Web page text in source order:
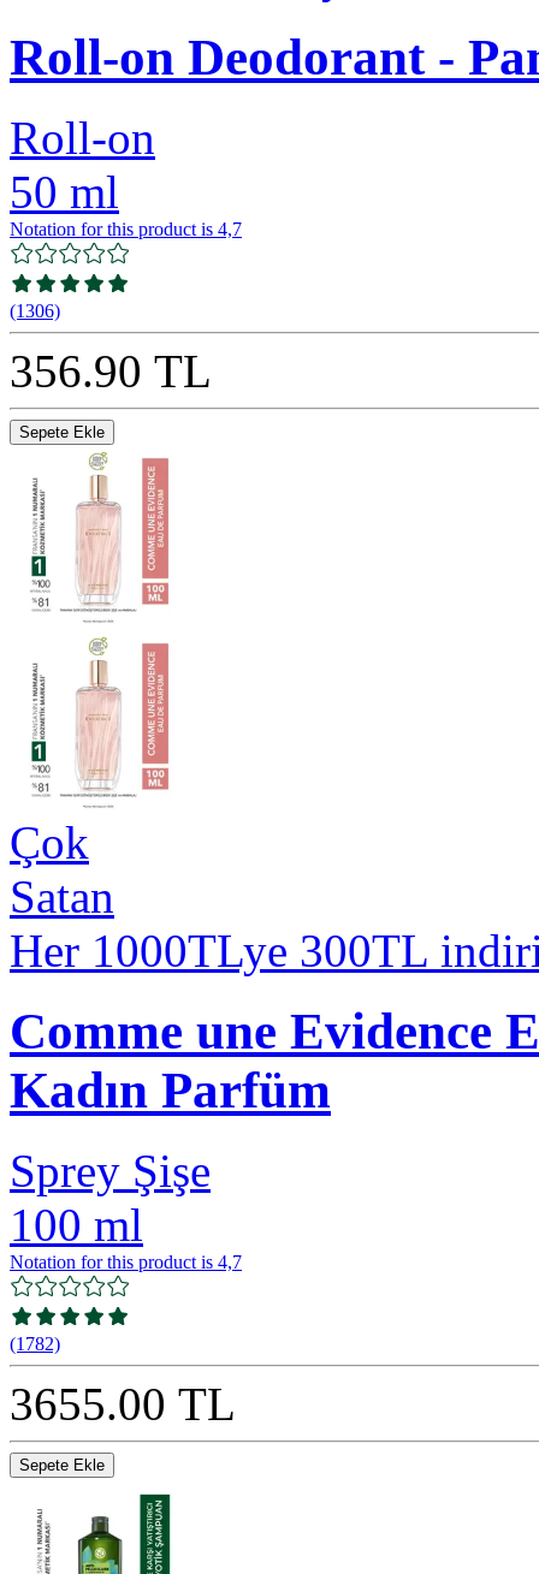
Roll-on Deodorant -
Roll-on
50 ml
Notation for this product is 4,7
(1306)
356.90 TL
Sepete Ekle
Çok
Satan
Her 1000TLye 300TL
Comme une Evidence
Kadın Parfüm
Sprey Şişe
100 ml
Notation for this product is 4,7
(1782)
3655.00 TL
Sepete Ekle